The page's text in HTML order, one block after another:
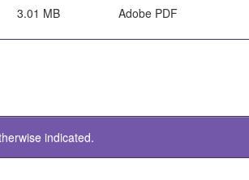
3.01 MB Adobe PDF
indicated.